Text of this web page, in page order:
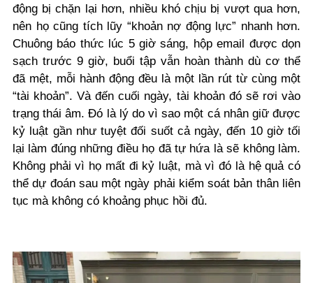
động bị chặn lại hơn, nhiều khó chịu bị vượt qua hơn,
nên họ cũng tích lũy “khoản nợ động lực” nhanh hơn.
Chuông báo thức lúc 5 giờ sáng, hộp email được dọn
sạch trước 9 giờ, buổi tập vẫn hoàn thành dù cơ thể
đã mệt, mỗi hành động đều là một lần rút từ cùng một
“tài khoản”. Và đến cuối ngày, tài khoản đó sẽ rơi vào
trạng thái âm. Đó là lý do vì sao một cá nhân giữ được
kỷ luật gần như tuyệt đối suốt cả ngày, đến 10 giờ tối
lại làm đúng những điều họ đã tự hứa là sẽ không làm.
Không phải vì họ mất đi kỷ luật, mà vì đó là hệ quả có
thể dự đoán sau một ngày phải kiểm soát bản thân liên
tục mà không có khoảng phục hồi đủ.